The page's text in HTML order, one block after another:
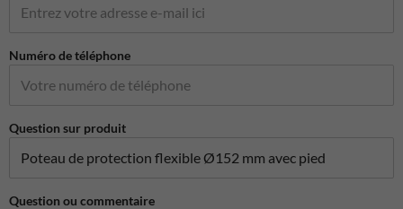
Numéro de téléphone
Question sur produit
Question ou commentaire